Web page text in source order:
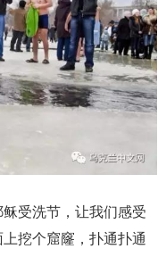
受洗节，让我们感受
挖个窟窿，扑通扑通